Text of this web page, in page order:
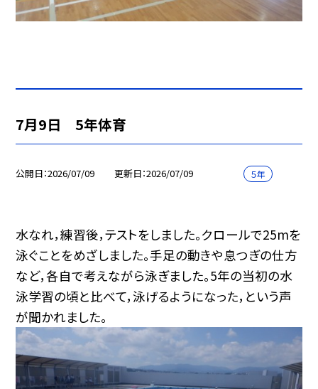
7月9日 5年体育
公開日 2026/07/09 更新日 2026/07/09 ５年
水なれ，練習後，テストをしました。クロールで25mを
泳ぐことをめざしました。手足の動きや息つぎの仕方
など，各自で考えながら泳ぎました。5年の当初の水
泳学習の頃と比べて，泳げるようになった，という声
が聞かれました。